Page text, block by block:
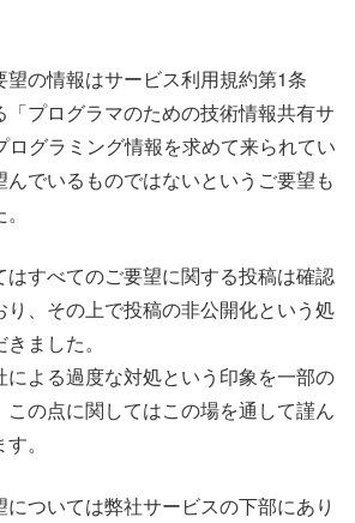
の情報はサービス利用規約第1条
「プログラマのための技術情報共有サ
ログラミング情報を求めて来られてい
んでいるものではないというご要望も
すべてのご要望に関する投稿は確認
り、その上で投稿の非公開化という処
ました。
による過度な対処という印象を一部の
の点に関してはこの場を通して謹ん
。
ついては弊社サービスの下部にあり